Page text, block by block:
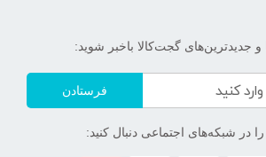
و جدیدترین‌های گجت‌کالا باخبر شوید:
فرستادن
در شبکه‌های اجتماعی دنبال کنید: